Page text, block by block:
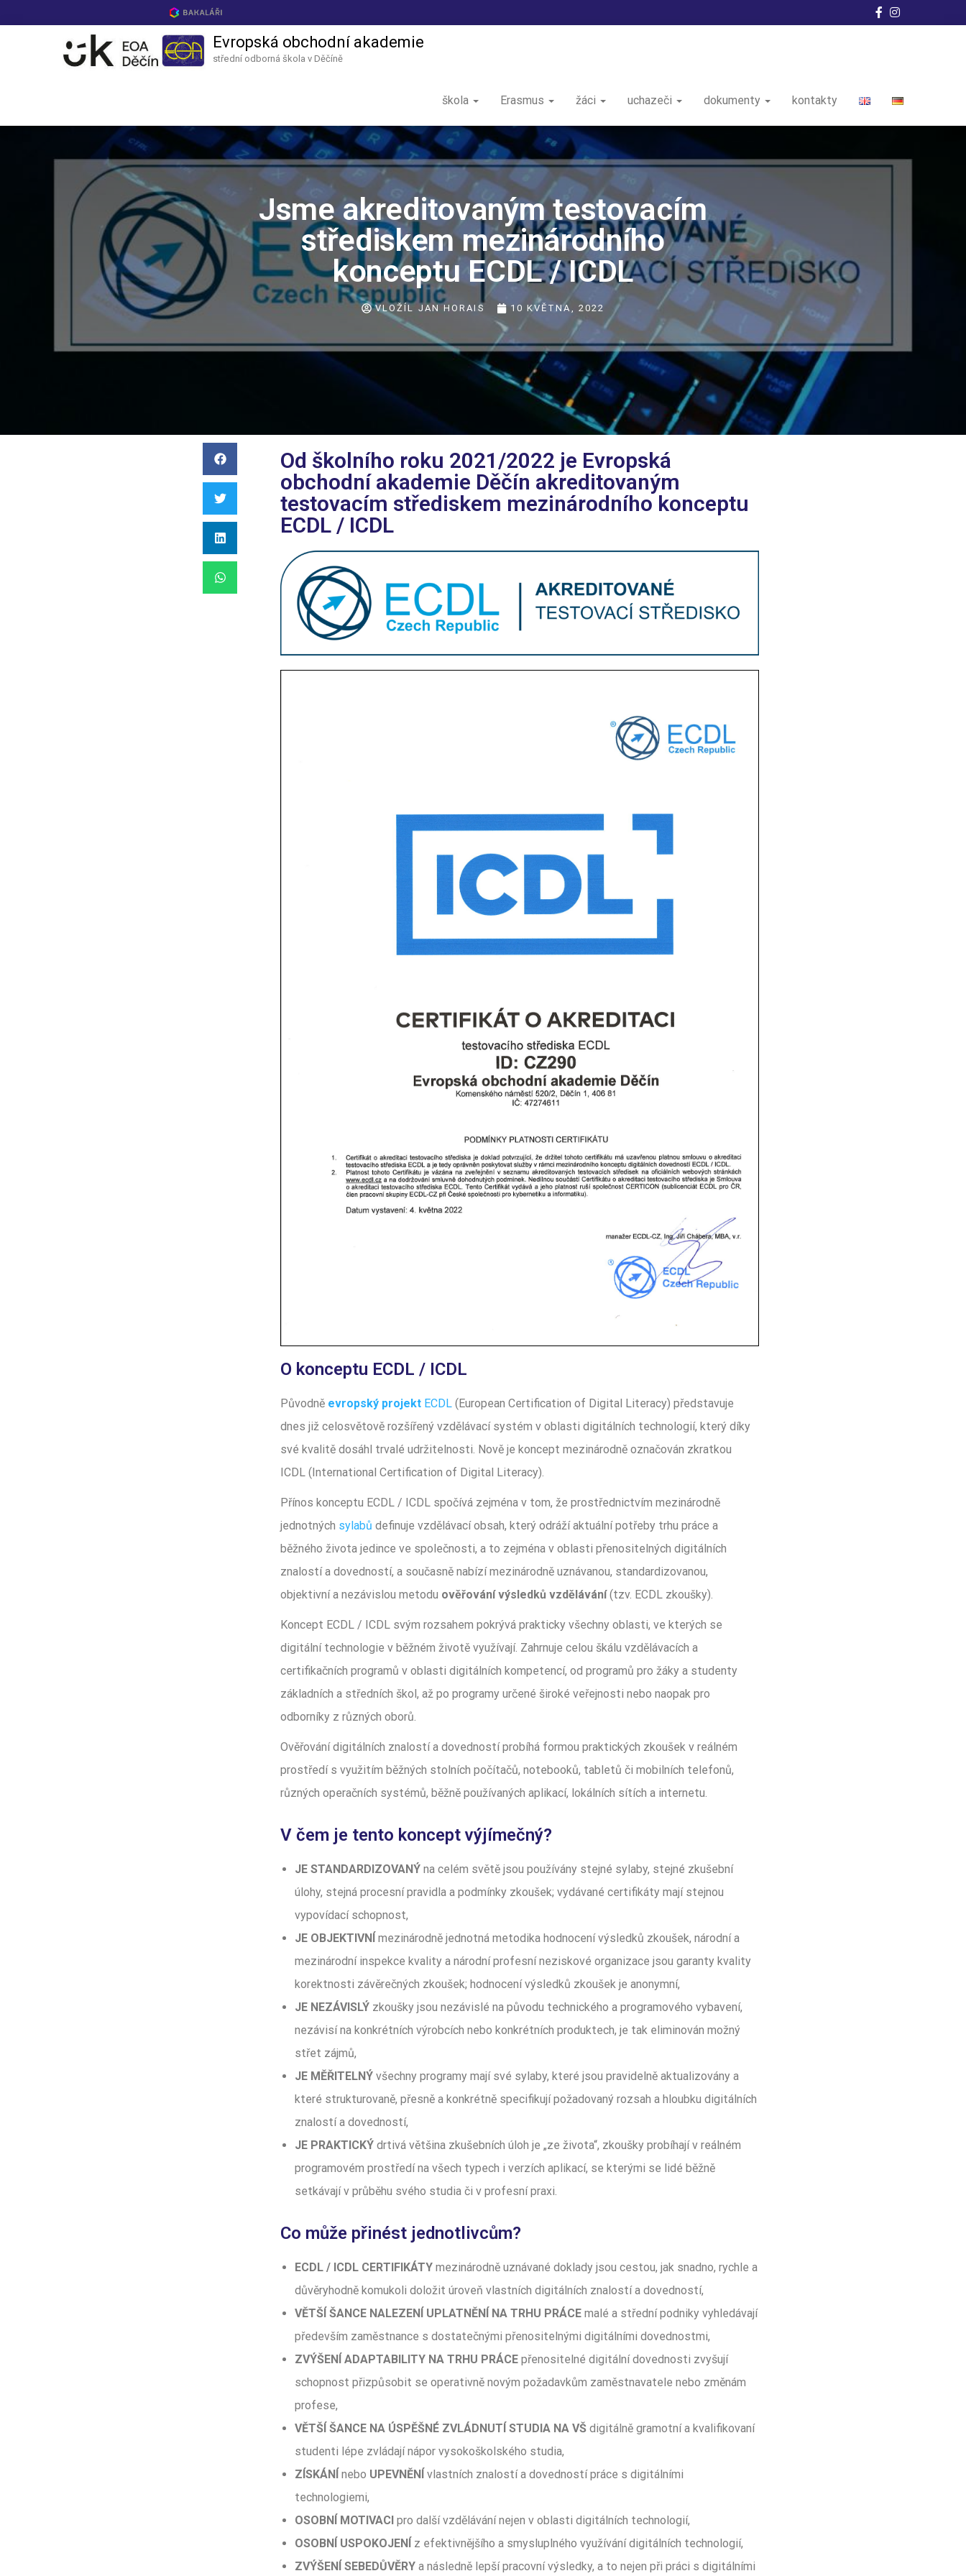
Evropská obchodní akademie
střední odborná škola v Děčíně
škola Erasmus žáci uchazeči dokumenty kontakty
Jsme akreditovaným testovacím
střediskem mezinárodního
konceptu ECDL / ICDL
VLOŽÍL JAN HORAIS 10 KVĚTNA, 2022
Od školního roku 2021/2022 je Evropská
obchodní akademie Děčín akreditovaným
testovacím střediskem mezinárodního konceptu
ECDL / ICDL
O konceptu ECDL / ICDL
Původně evropský projekt ECDL (European Certification of Digital Literacy) představuje
dnes již celosvětově rozšířený vzdělávací systém v oblasti digitálních technologií, který díky
své kvalitě dosáhl trvalé udržitelnosti. Nově je koncept mezinárodně označován zkratkou
ICDL (International Certification of Digital Literacy).
Přínos konceptu ECDL / ICDL spočívá zejména v tom, že prostřednictvím mezinárodně
jednotných sylabů definuje vzdělávací obsah, který odráží aktuální potřeby trhu práce a
běžného života jedince ve společnosti, a to zejména v oblasti přenositelných digitálních
znalostí a dovedností, a současně nabízí mezinárodně uznávanou, standardizovanou,
objektivní a nezávislou metodu ověřování výsledků vzdělávání(tzv. ECDL zkoušky).
Koncept ECDL / ICDL svým rozsahem pokrývá prakticky všechny oblasti, ve kterých se
digitální technologie v běžném životě využívají. Zahrnuje celou škálu vzdělávacích a
certifikačních programů v oblasti digitálních kompetencí, od programů pro žáky a studenty
základních a středních škol, až po programy určené široké veřejnosti nebo naopak pro
odborníky z různých oborů.
Ověřování digitálních znalostí a dovedností probíhá formou praktických zkoušek v reálném
prostředí s využitím běžných stolních počítačů, notebooků, tabletů či mobilních telefonů,
různých operačních systémů, běžně používaných aplikací, lokálních sítích a internetu.
V čem je tento koncept výjímečný?
JE STANDARDIZOVANÝ na celém světě jsou používány stejné sylaby, stejné zkušební
úlohy, stejná procesní pravidla a podmínky zkoušek; vydávané certifikáty mají stejnou
vypovídací schopnost,
JE OBJEKTIVNÍ mezinárodně jednotná metodika hodnocení výsledků zkoušek, národní a
mezinárodní inspekce kvality a národní profesní neziskové organizace jsou garanty kvality
korektnosti závěrečných zkoušek; hodnocení výsledků zkoušek je anonymní,
JE NEZÁVISLÝ zkoušky jsou nezávislé na původu technického a programového vybavení,
nezávisí na konkrétních výrobcích nebo konkrétních produktech, je tak eliminován možný
střet zájmů,
JE MĚŘITELNÝ všechny programy mají své sylaby, které jsou pravidelně aktualizovány a
které strukturovaně, přesně a konkrétně specifikují požadovaný rozsah a hloubku digitálních
znalostí a dovedností,
JE PRAKTICKÝ drtivá většina zkušebních úloh je „ze života“, zkoušky probíhají v reálném
programovém prostředí na všech typech i verzích aplikací, se kterými se lidé běžně
setkávají v průběhu svého studia či v profesní praxi.
Co může přinést jednotlivcům?
ECDL / ICDL CERTIFIKÁTY mezinárodně uznávané doklady jsou cestou, jak snadno, rychle a
důvěryhodně komukoli doložit úroveň vlastních digitálních znalostí a dovedností,
VĚTŠÍ ŠANCE NALEZENÍ UPLATNĚNÍ NA TRHU PRÁCE malé a střední podniky vyhledávají
především zaměstnance s dostatečnými přenositelnými digitálními dovednostmi,
ZVÝŠENÍ ADAPTABILITY NA TRHU PRÁCE přenositelné digitální dovednosti zvyšují
schopnost přizpůsobit se operativně novým požadavkům zaměstnavatele nebo změnám
profese,
VĚTŠÍ ŠANCE NA ÚSPĚŠNÉ ZVLÁDNUTÍ STUDIA NA VŠ digitálně gramotní a kvalifikovaní
studenti lépe zvládají nápor vysokoškolského studia,
ZÍSKÁNÍ nebo UPEVNĚNÍ vlastních znalostí a dovedností práce s digitálními
technologiemi,
OSOBNÍ MOTIVACI pro další vzdělávání nejen v oblasti digitálních technologií,
OSOBNÍ USPOKOJENÍ
z efektivnějšího a smysluplného využívání digitálních technologií,
ZVÝŠENÍ SEBEDŮVĚRY a následně lepší pracovní výsledky, a to nejen při práci s digitálními